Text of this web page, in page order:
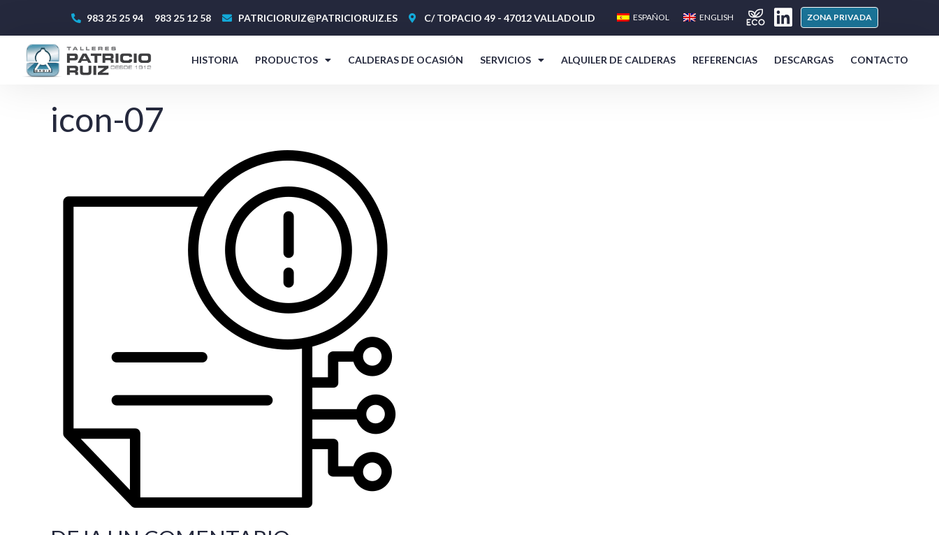
983 25 25 94 983 25 12 58 PATRICIORUIZ@PATRICIORUIZ.ES C/ TOPACIO 49 - 47012 VALLADOLID ESPAÑOL ENGLISH ZONA PRIVADA
HISTORIA PRODUCTOS CALDERAS DE OCASIÓN SERVICIOS ALQUILER DE CALDERAS REFERENCIAS DESCARGAS CONTACTO
icon-07